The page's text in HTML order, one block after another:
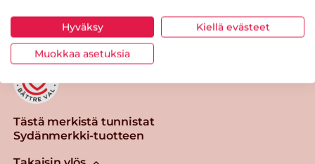
Tästä merkistä tunnistat
Sydänmerkki-tuotteen
Hyväksy Kiellä evästeet
Muokkaa asetuksia